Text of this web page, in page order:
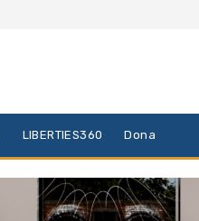
LIBERTIES360 Dona